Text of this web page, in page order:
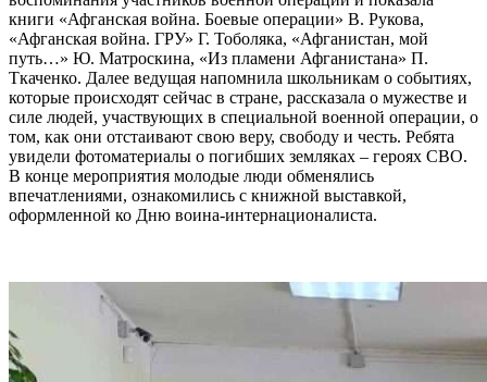
книги «Афганская война. Боевые операции» В. Рукова,
«Афганская война. ГРУ» Г. Тоболяка, «Афганистан, мой
путь…» Ю. Матроскина, «Из пламени Афганистана» П.
Ткаченко. Далее ведущая напомнила школьникам о событиях,
которые происходят сейчас в стране, рассказала о мужестве и
силе людей, участвующих в специальной военной операции, о
том, как они отстаивают свою веру, свободу и честь. Ребята
увидели фотоматериалы о погибших земляках – героях СВО.
В конце мероприятия молодые люди обменялись
впечатлениями, ознакомились с книжной выставкой,
оформленной ко Дню воина-интернационалиста.